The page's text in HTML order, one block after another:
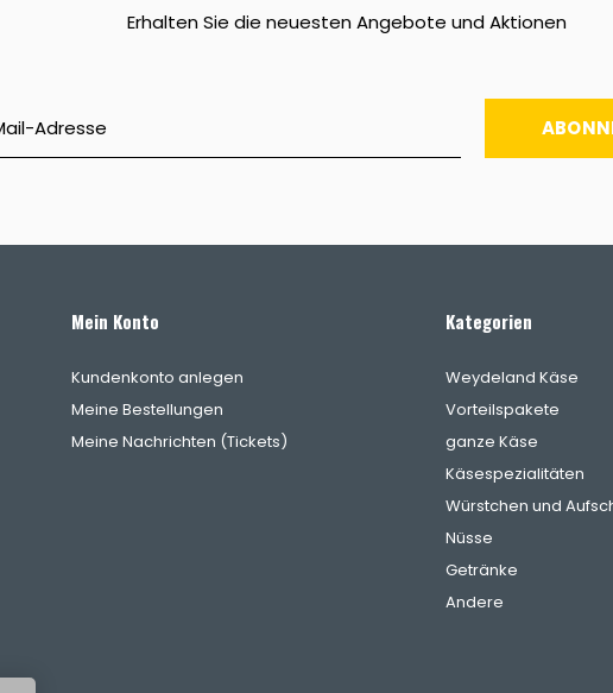
Erhalten Sie die neuesten Angebote und Aktionen
Mein Konto
Kundenkonto anlegen
Meine Bestellungen
Meine Nachrichten (Tickets)
Kategorien
Weydeland Käse
Vorteilspakete
ganze Käse
Käsespezialitäten
Würstchen und
Nüsse
Getränke
Andere